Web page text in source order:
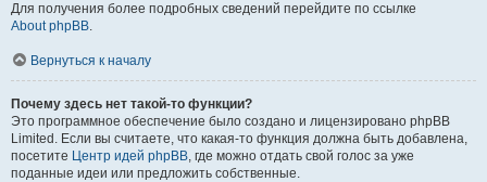
Для получения более подробных сведений перейдите по ссылке
About phpBB.
Вернуться к началу
Почему здесь нет такой-то функции?
Это программное обеспечение было создано и лицензировано phpBB
Limited. Если вы считаете, что какая-то функция должна быть добавлена,
посетите Центр идей phpBB, где можно отдать свой голос за уже
поданные идеи или предложить собственные.